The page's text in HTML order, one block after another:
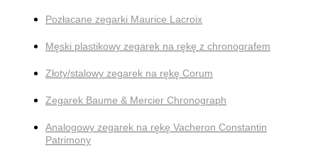
Pozłacane zegarki Maurice Lacroix
Męski plastikowy zegarek na rękę z chronografem
Złoty/stalowy zegarek na rękę Corum
Zegarek Baume & Mercier Chronograph
Analogowy zegarek na rękę Vacheron Constantin
Patrimony